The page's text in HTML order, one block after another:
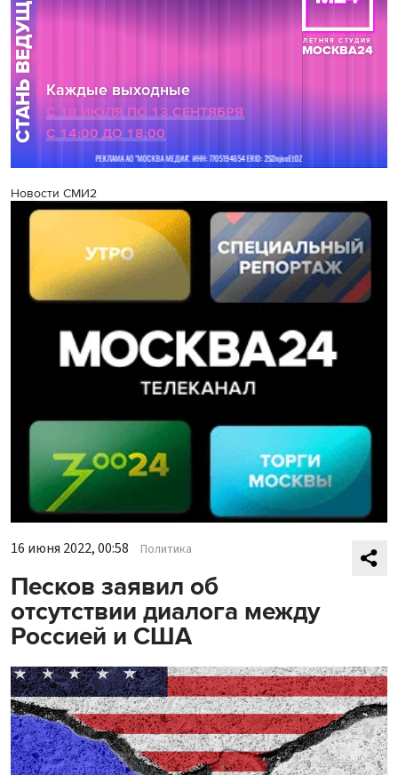
Новости СМИ2
16 июня 2022, 00:58 Политика
Песков заявил об
отсутствии диалога между
Россией и США